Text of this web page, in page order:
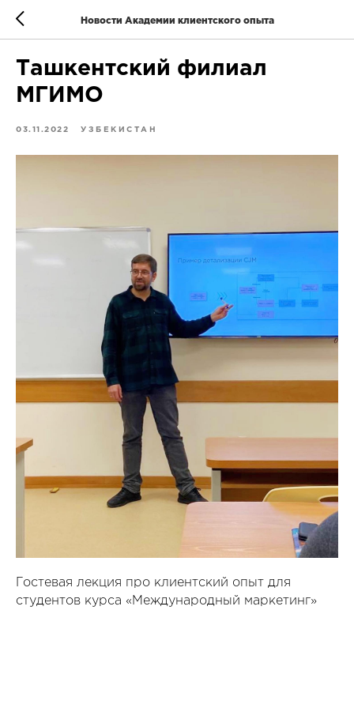
Новости Академии клиентского опыта
Ташкентский филиал
МГИМО
03.11.2022 УЗБЕКИСТАН
Гостевая лекция про клиентский опыт для
студентов курса «Международный маркетинг»